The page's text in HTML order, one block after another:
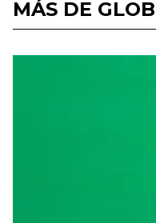
MÁS DE